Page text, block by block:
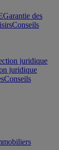
Garantie des
Conseils
juridique
juridique
Conseils